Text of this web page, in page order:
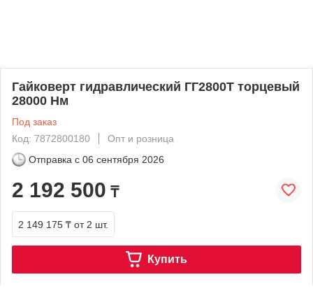
Гайковерт гидравлический ГГ2800Т торцевый
28000 Нм
Под заказ
Код: 7872800180
Опт и розница
Отправка с 06 сентября 2026
2 192 500 ₸
2 149 175 ₸ от 2 шт.
Купить